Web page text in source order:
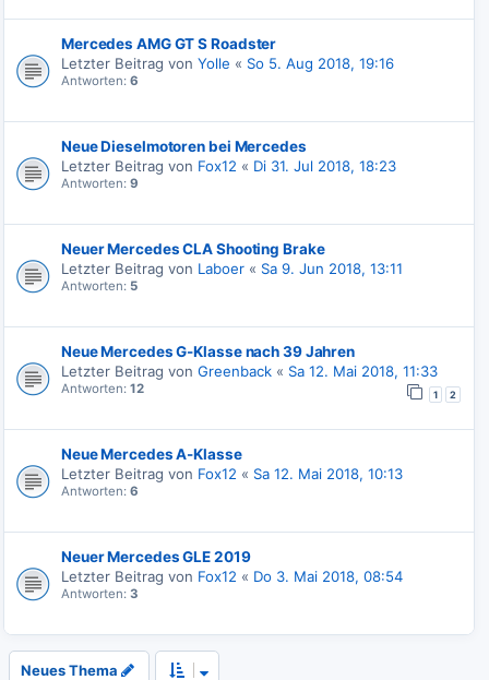
Mercedes AMG GT S Roadster
Letzter Beitrag von Yolle « So 5. Aug 2018, 19:16
Antworten: 6
Neue Dieselmotoren bei Mercedes
Letzter Beitrag von Fox12 « Di 31. Jul 2018, 18:23
Antworten: 9
Neuer Mercedes CLA Shooting Brake
Letzter Beitrag von Laboer « Sa 9. Jun 2018, 13:11
Antworten: 5
Neue Mercedes G-Klasse nach 39 Jahren
Letzter Beitrag von Greenback « Sa 12. Mai 2018, 11:33
Antworten: 12 1 2
Neue Mercedes A-Klasse
Letzter Beitrag von Fox12 « Sa 12. Mai 2018, 10:13
Antworten: 6
Neuer Mercedes GLE 2019
Letzter Beitrag von Fox12 « Do 3. Mai 2018, 08:54
Antworten: 3
Neues Thema